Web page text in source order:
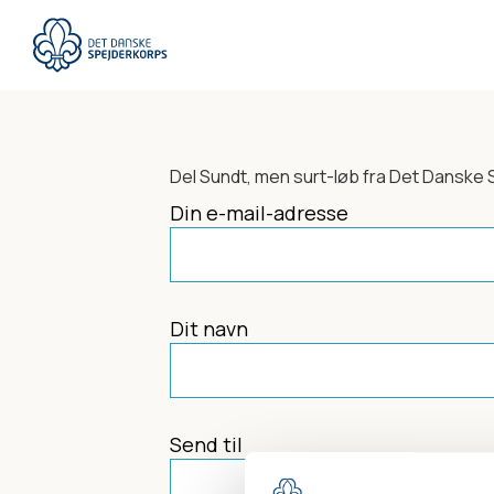
hovedindhold
DelSundt, men surt-løbfra Det Danske
Din e-mail-adresse
Dit navn
Send til